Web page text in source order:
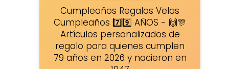
Cumpleaños Regalos Velas
Cumpleaños 7️⃣9️⃣ AÑOS - 🙌🎊
Artículos personalizados de
regalo para quienes cumplen
79 años en 2026 y nacieron en